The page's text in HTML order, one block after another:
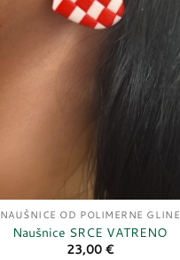
NAUŠNICE OD POLIMERNE GLINE
Naušnice SRCE VATRENO
23,00€